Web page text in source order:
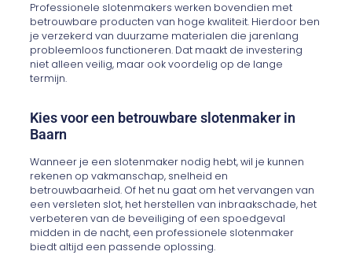
Professionele slotenmakers werken bovendien met
betrouwbare producten van hoge kwaliteit. Hierdoor ben
je verzekerd van duurzame materialen die jarenlang
probleemloos functioneren. Dat maakt de investering
niet alleen veilig, maar ook voordelig op de lange
termijn.
Kies voor een betrouwbare slotenmaker in
Baarn
Wanneer je een slotenmaker nodig hebt, wil je kunnen
rekenen op vakmanschap, snelheid en
betrouwbaarheid. Of het nu gaat om het vervangen van
een versleten slot, het herstellen van inbraakschade, het
verbeteren van de beveiliging of een spoedgeval
midden in de nacht, een professionele slotenmaker
biedt altijd een passende oplossing.